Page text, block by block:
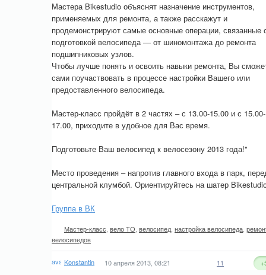
Мастера Bikestudio объяснят назначение инструментов,
применяемых для ремонта, а также расскажут и
продемонстрируют самые основные операции, связанные
подготовкой велосипеда — от шиномонтажа до ремонта
подшипниковых узлов.
Чтобы лучше понять и освоить навыки ремонта, Вы
сами поучаствовать в процессе настройки Вашего или
предоставленного велосипеда.
Мастер-класс пройдёт в 2 частях – с 13.00-15.00 и с 15.00-
17.00, приходите в удобное для Вас время.
Подготовьте Ваш велосипед к велосезону 2013 года!"
Место проведения – напротив главного входа в парк,
центральной клумбой. Ориентируйтесь на шатер
Группа в ВК
Мастер-класс вело ТО велосипед настройка велосипеда
велосипедов
Konstantin 10 апреля 2013, 08:21 11